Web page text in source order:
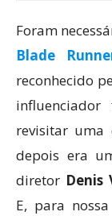
Foram
Blade
reconhecido
influenciador
revisitar uma
depois era
diretor Denis
E, para